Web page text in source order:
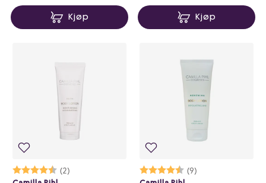
Kjøp Kjøp
Karakter:
(2)
4.5 av 5 mulige Karakter:
(9)
4.8 av 5 mulige